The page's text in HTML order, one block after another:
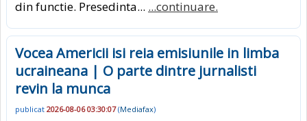
din functie. Presedinta... ...continuare.
Vocea Americii isi reia emisiunile in limba
ucraineana | O parte dintre jurnalisti
revin la munca
publicat 2026-08-06 03:30:07(Mediafax)